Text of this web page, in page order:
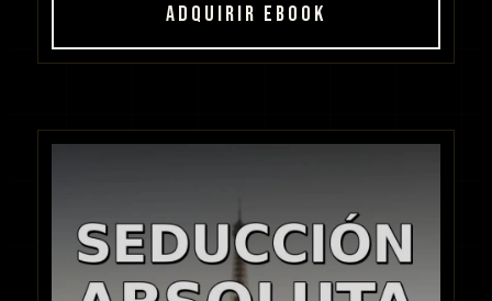
ADQUIRIR EBOOK